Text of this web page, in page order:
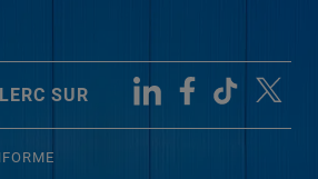
SUR